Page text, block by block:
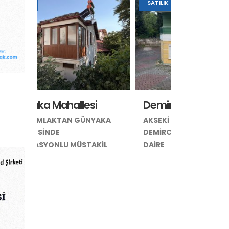
Demirciler Mahallesi
AKSEKİ EMLAKTAN
DEMİRCİLERDE SATILIK 2 + 1
DAİRE